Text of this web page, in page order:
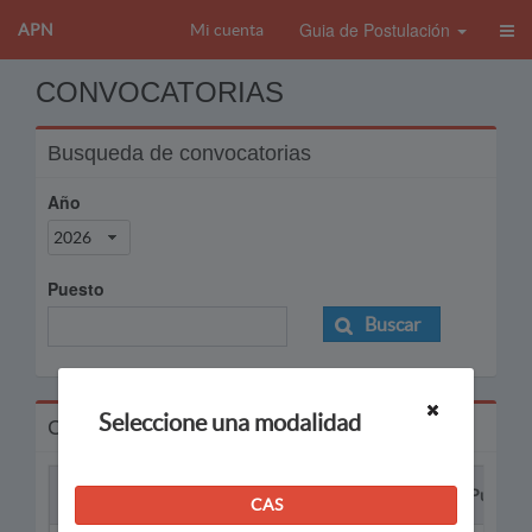
APN Mi cuenta Guia de Postulación
CONVOCATORIAS
Busqueda de convocatorias
Año
2026
Puesto
Buscar
Convocatorias
Puesto
Seleccione una modalidad
CAS